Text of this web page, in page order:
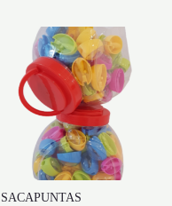
SACAPUNTAS